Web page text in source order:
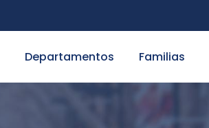
Departamentos Familias